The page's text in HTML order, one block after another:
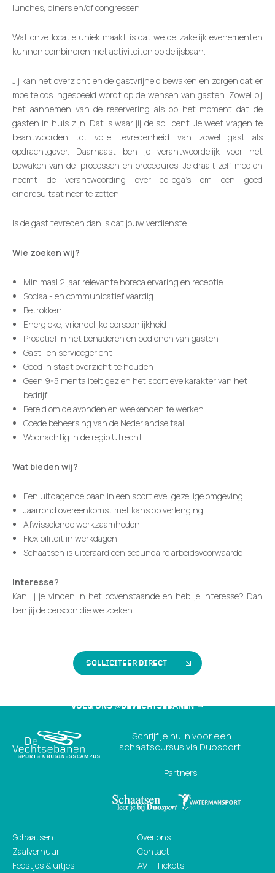
lunches, diners en/of congressen.
Wat onze locatie uniek maakt is dat we de zakelijk evenementen
kunnen combineren met activiteiten op de ijsbaan.
Jij kan het overzicht en de gastvrijheid bewaken en zorgen dat er
moeiteloos ingespeeld wordt op de wensen van gasten. Zowel bij
het aannemen van de reservering als op het moment dat de
gasten in huis zijn. Dat is waar jij de spil bent. Je weet vragen te
beantwoorden tot volle tevredenheid van zowel gast als
opdrachtgever. Daarnaast ben je verantwoordelijk voor het
bewaken van de processen en procedures. Je draait zelf mee en
neemt de verantwoording over collega’s om een goed
eindresultaat neer te zetten.
Is de gast tevreden dan is dat jouw verdienste.
Wie zoeken wij?
Minimaal 2 jaar relevante horeca ervaring en receptie
Sociaal- en communicatief vaardig
Betrokken
Energieke, vriendelijke persoonlijkheid
Proactief in het benaderen en bedienen van gasten
Gast- en servicegericht
Goed in staat overzicht te houden
Geen 9-5 mentaliteit gezien het sportieve karakter van het
bedrijf
Bereid om de avonden en weekenden te werken.
Goede beheersing van de Nederlandse taal
Woonachtig in de regio Utrecht
Wat bieden wij?
Een uitdagende baan in een sportieve, gezellige omgeving
Jaarrond overeenkomst met kans op verlenging.
Afwisselende werkzaamheden
Flexibiliteit in werkdagen
Schaatsen is uiteraard een secundaire arbeidsvoorwaarde
Interesse?
Kan jij je vinden in het bovenstaande en heb je interesse? Dan
ben jij de persoon die we zoeken!
SOLLICITEER DIRECT
VOLG ONS @DEVECHTSEBANEN
Schrijf je nu in voor een
schaatscursus via Duosport!
Partners:
Schaatsen
Zaalverhuur
Feestjes & uitjes
Over ons
Contact
AV – Tickets